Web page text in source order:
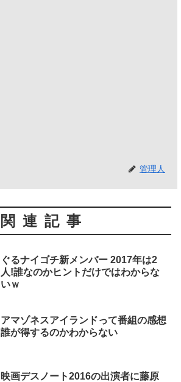
管理人
関連記事
ぐるナイゴチ新メンバー 2017年は2
人!誰なのかヒントだけではわからな
いｗ
アマゾネスアイランドって番組の感想
誰が得するのかわからない
映画デスノート2016の出演者に藤原